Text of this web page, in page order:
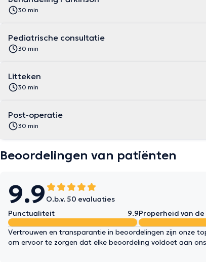
30 min
Pediatrische consultatie
30 min
Litteken
30 min
Post-operatie
30 min
Beoordelingen van patiënten
9.9 O.b.v. 50 evaluaties
Punctualiteit
9.9Properheid van
Vertrouwen en transparantie in beoordelingen zijn onze
om ervoor te zorgen dat elke beoordeling voldoet aan